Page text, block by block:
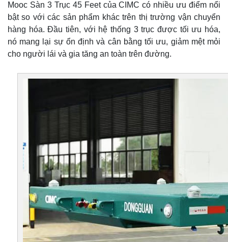
Mooc Sàn 3 Trục 45 Feet của CIMC có nhiều ưu điểm nổi
bật so với các sản phẩm khác trên thị trường vận chuyển
hàng hóa. Đầu tiên, với hệ thống 3 trục được tối ưu hóa,
nó mang lại sự ổn định và cân bằng tối ưu, giảm mệt mỏi
cho người lái và gia tăng an toàn trên đường.